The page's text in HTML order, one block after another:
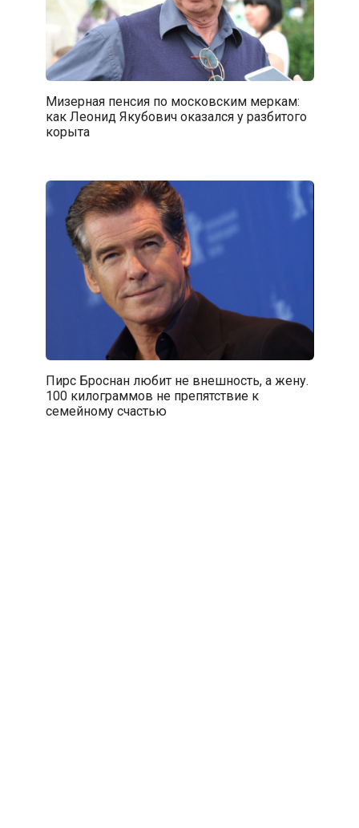
Мизерная пенсия по московским меркам:
как Леонид Якубович оказался у разбитого
корыта
Пирс Броснан любит не внешность, а жену.
100 килограммов не препятствие к
семейному счастью